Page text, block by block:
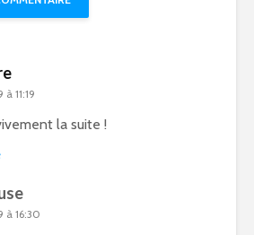
11:19
la suite !
à 16:30